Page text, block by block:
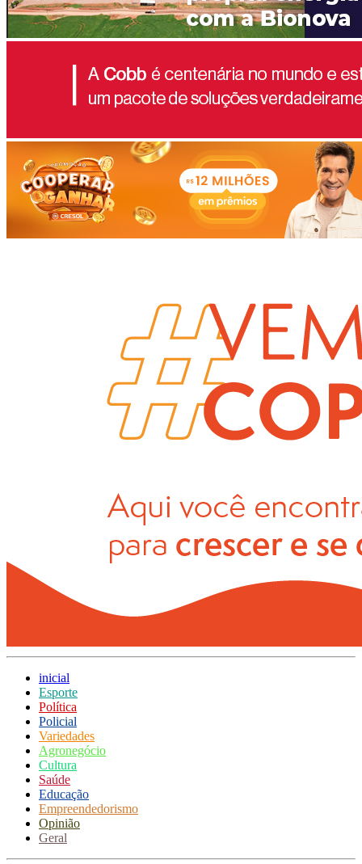
inicial
Esporte
Política
Policial
Variedades
Agronegócio
Cultura
Saúde
Educação
Empreendedorismo
Opinião
Geral